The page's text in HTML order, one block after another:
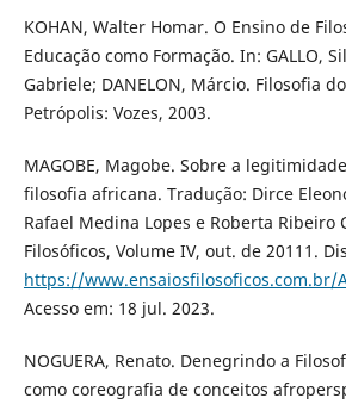
KOHAN, Walter Homar. O Ensino de
Educação como Formação. In: GALLO,
Gabriele; DANELON, Márcio. Filosofia
Petrópolis: Vozes, 2003.
MAGOBE, Magobe. Sobre a
filosofia africana. Tradução: Dirce
Rafael Medina Lopes e Roberta Ribeiro
Filosóficos, Volume IV, out. de 20111.
https://www.ensaiosfilosoficos.com.br/
Acesso em: 18 jul. 2023.
NOGUERA, Renato. Denegrindo a
como coreografia de conceitos